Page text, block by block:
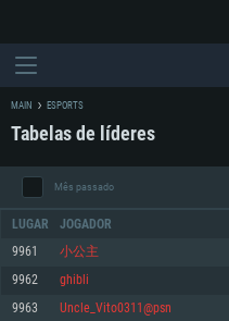
MAIN ESPORTS
Tabelas de líderes
Mês passado
LUGAR JOGADOR
9961 小公主
9962 ghibli
9963 Uncle_Vito0311@psn